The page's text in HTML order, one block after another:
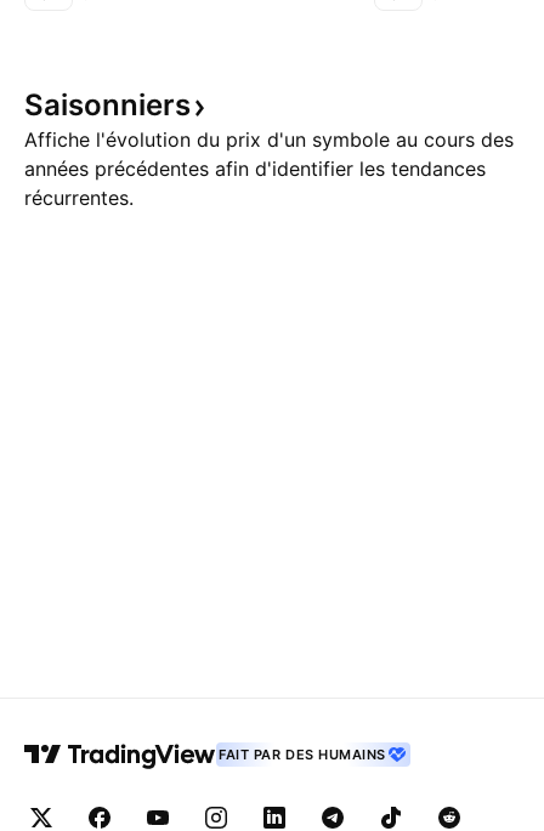
Saisonniers
Affiche l'évolution du prix d'un symbole au cours des
années précédentes afin d'identifier les tendances
récurrentes.
FAIT PAR DES HUMAINS